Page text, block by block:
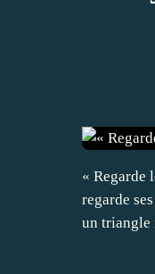
« Regarde
regarde
un triangle